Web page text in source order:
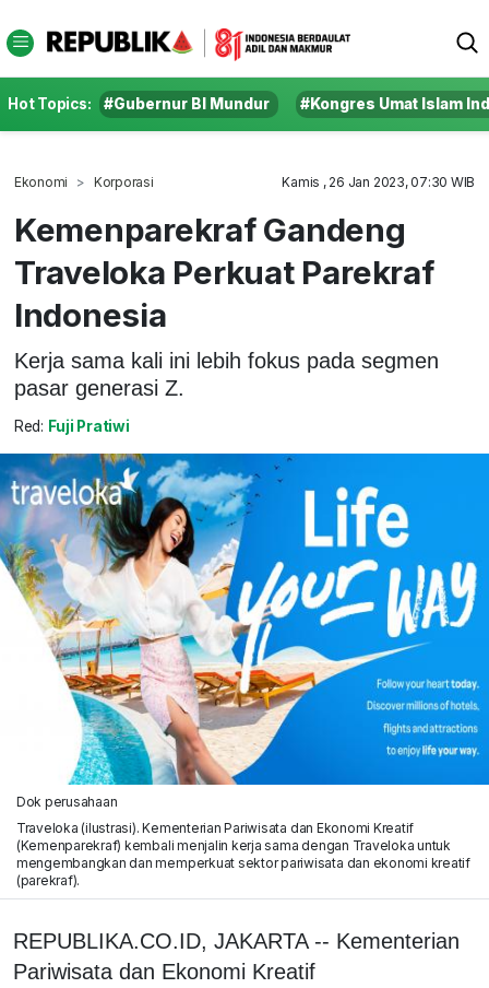
Hot Topics: #Gubernur BI Mundur #Kongres Umat Islam
Ekonomi Korporasi Kamis , 26 Jan 2023, 07:30 WIB
Kemenparekraf Gandeng
Traveloka Perkuat Parekraf
Indonesia
Kerja sama kali ini lebih fokus pada segmen
pasar generasi Z.
Red: Fuji Pratiwi
Dok perusahaan
Traveloka (ilustrasi). Kementerian Pariwisata dan Ekonomi Kreatif
(Kemenparekraf) kembali menjalin kerja sama dengan Traveloka untuk
mengembangkan dan memperkuat sektor pariwisata dan ekonomi kreatif
(parekraf).
REPUBLIKA.CO.ID, JAKARTA -- Kementerian
Pariwisata dan Ekonomi Kreatif